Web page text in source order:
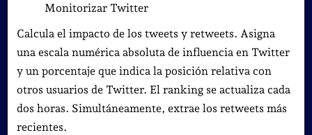
Monitorizar Twitter
Calcula el impacto de los tweets y retweets. Asigna
una escala numérica absoluta de influencia en Twitter
y un porcentaje que indica la posición relativa con
otros usuarios de Twitter. El ranking se actualiza cada
dos horas. Simultáneamente, extrae los retweets más
recientes.